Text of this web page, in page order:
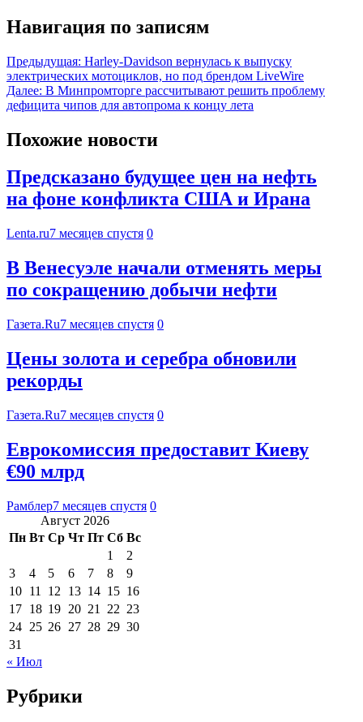
Навигация по записям
Предыдущая: Harley-Davidson вернулась к выпуску
электрических мотоциклов, но под брендом LiveWire
Далее: В Минпромторге рассчитывают решить проблему
дефицита чипов для автопрома к концу лета
Похожие новости
Предсказано будущее цен на нефть
на фоне конфликта США и Ирана
Lenta.ru7 месяцев спустя 0
В Венесуэле начали отменять меры
по сокращению добычи нефти
Газета.Ru7 месяцев спустя 0
Цены золота и серебра обновили
рекорды
Газета.Ru7 месяцев спустя 0
Еврокомиссия предоставит Киеву
€90 млрд
Рамблер7 месяцев спустя 0
Август 2026
Пн Вт Ср Чт Пт Сб Вс
1
2
3
4 5 6 7 8
9
10 11 12 13 14 15 16
17 18 19 20 21 22 23
24 25 26 27 28 29 30
31
« Июл
Рубрики